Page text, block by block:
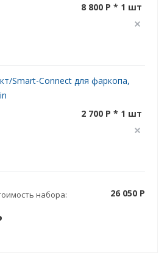
8 800 P * 1 шт
Smart-Connect для фаркопа,
2 700 P * 1 шт
набора: 26 050 P